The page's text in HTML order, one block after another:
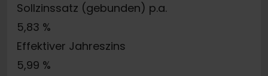
Sollzinssatz (gebunden) p.a.
5,83 %
Effektiver Jahreszins
5,99 %